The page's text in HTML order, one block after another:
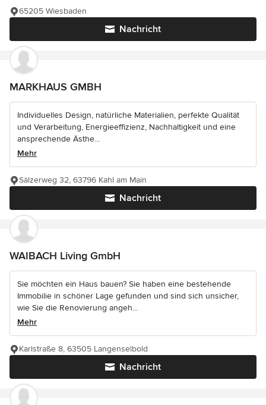
Nachricht
65205 Wiesbaden
MARKHAUS GMBH
Individuelles Design, natürliche Materialien, perfekte Qualität
und Verarbeitung, Energieeffizienz, Nachhaltigkeit und eine
ansprechende Ästhe...
Mehr
Nachricht
Sälzerweg 32, 63796 Kahl am Main
WAIBACH Living GmbH
Sie möchten ein Haus bauen? Sie haben eine bestehende
Immobilie in schöner Lage gefunden und sind sich unsicher,
wie Sie die Renovierung angeh...
Mehr
Nachricht
Karlstraße 8, 63505 Langenselbold